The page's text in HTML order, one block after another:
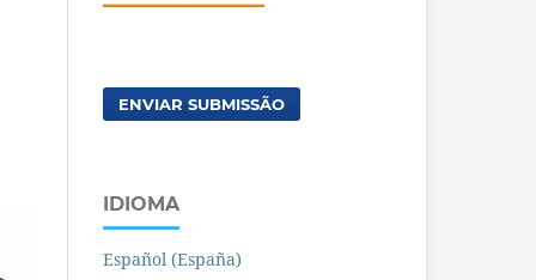
ENVIAR SUBMISSÃO
IDIOMA
Español (España)